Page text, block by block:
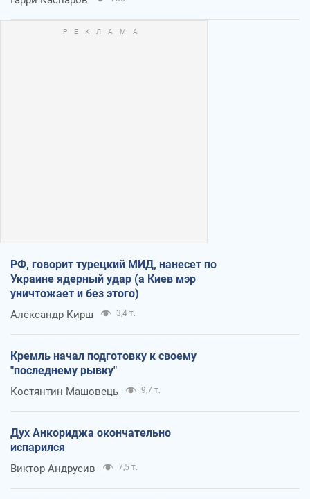
РФ, говорит турецкий МИД, нанесет по
Украине ядерный удар (а Киев мэр
уничтожает и без этого)
Александр Кирш 3,4 т.
Кремль начал подготовку к своему
"последнему рывку"
Костянтин Машовець 9,7 т.
Дух Анкориджа окончательно
испарился
Виктор Андрусив 7,5 т.